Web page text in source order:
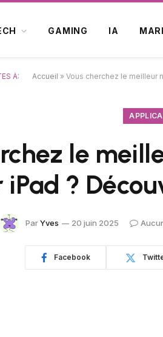
GAMING IA
À: Accueil » Vous cherchez le meilleur
le
iPad ?
ParYves 20 juin 2025
Facebook